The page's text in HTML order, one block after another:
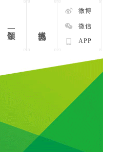
微博
微信
APP